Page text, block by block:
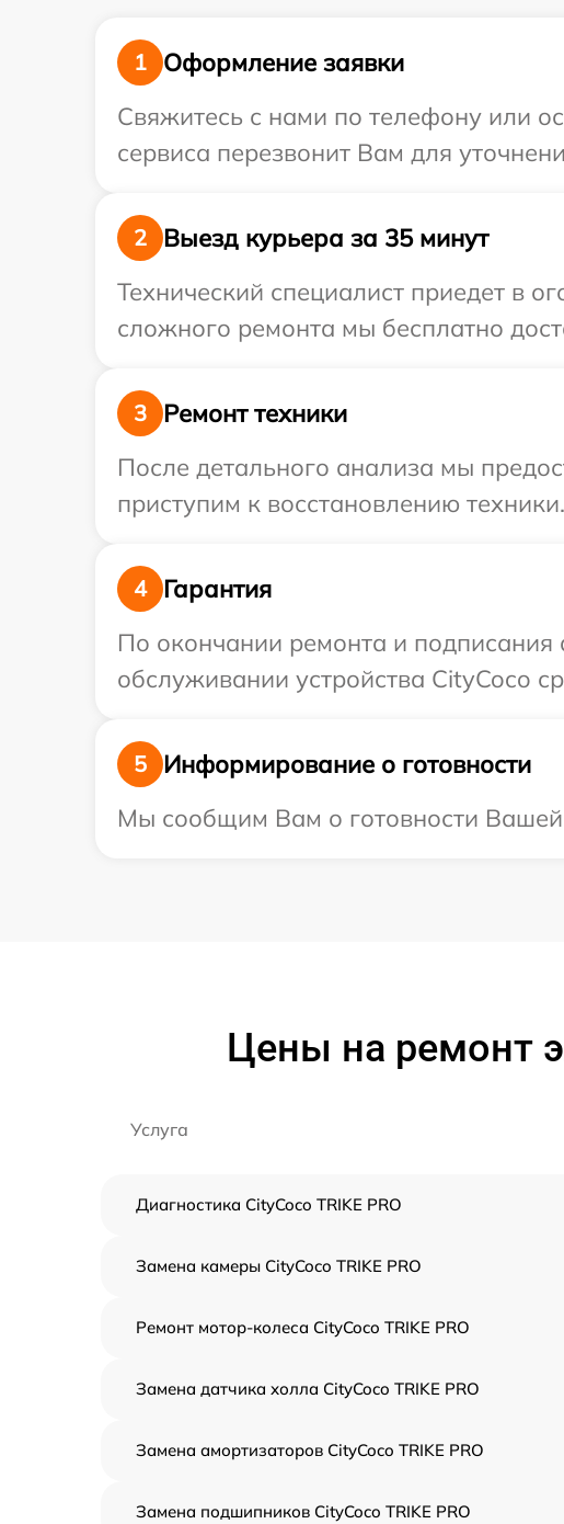
1
Оформление заявки
Свяжитесь с нами по телефону или
сервиса перезвонит Вам для
2
Выезд курьера за 35 минут
Технический специалист приедет в
сложного ремонта мы бесплатно
3
Ремонт техники
После детального анализа мы
приступим к восстановлению техники.
4
Гарантия
По окончании ремонта и
обслуживании устройства CityCoco
5
Информирование о готовности
Мы сообщим Вам о готовности Вашей
Цены на ремонт
Услуга
Диагностика CityCoco TRIKE PRO
Замена камеры CityCoco TRIKE PRO
Ремонт мотор-колеса CityCoco TRIKE PRO
Замена датчика холла CityCoco TRIKE PRO
Замена амортизаторов CityCoco TRIKE PRO
Замена подшипников CityCoco TRIKE PRO